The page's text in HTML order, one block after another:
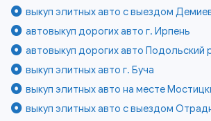
выкуп элитных авто с выездом
автовыкуп дорогих авто г. Ирпень
автовыкуп дорогих авто Подольский
выкуп элитных авто г. Буча
выкуп элитных авто на месте
выкуп элитных авто с выездом